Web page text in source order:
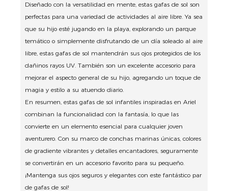
Diseñado con la versatilidad en mente, estas gafas de sol son
perfectas para una variedad de actividades al aire libre. Ya sea
que su hijo esté jugando en la playa, explorando un parque
temático o simplemente disfrutando de un día soleado al aire
libre, estas gafas de sol mantendrán sus ojos protegidos de los
dañinos rayos UV. También son un excelente accesorio para
mejorar el aspecto general de su hijo, agregando un toque de
magia y estilo a su atuendo diario.
En resumen, estas gafas de sol infantiles inspiradas en Ariel
combinan la funcionalidad con la fantasía, lo que las
convierte en un elemento esencial para cualquier joven
aventurero. Con su marco de conchas marinas únicas, colores
de gradiente vibrantes y detalles encantadores, seguramente
se convertirán en un accesorio favorito para su pequeño.
¡Mantenga sus ojos seguros y elegantes con este fantástico par
de gafas de sol!